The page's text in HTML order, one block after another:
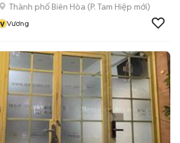
Thành phố Biên Hòa (P. Tam Hiệp mới)
v Vương